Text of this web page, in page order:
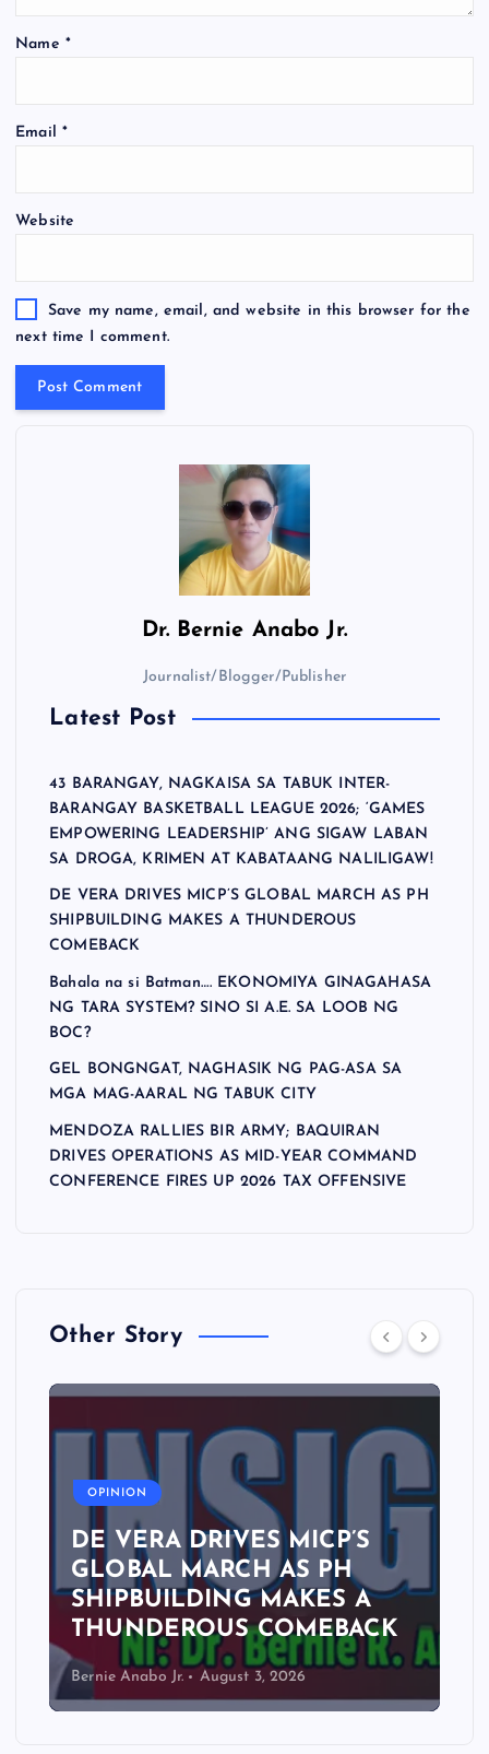
Name *
Email *
Website
Save my name, email, and website in this browser for the
next time I comment.
Dr. Bernie Anabo Jr.
Journalist/Blogger/Publisher
Latest Post
43 BARANGAY, NAGKAISA SA TABUK INTER-
BARANGAY BASKETBALL LEAGUE 2026; ‘GAMES
EMPOWERING LEADERSHIP’ ANG SIGAW LABAN
SA DROGA, KRIMEN AT KABATAANG NALILIGAW!
DE VERA DRIVES MICP’S GLOBAL MARCH AS PH
SHIPBUILDING MAKES A THUNDEROUS
COMEBACK
Bahala na si Batman…. EKONOMIYA GINAGAHASA
NG TARA SYSTEM? SINO SI A.E. SA LOOB NG
BOC?
GEL BONGNGAT, NAGHASIK NG PAG-ASA SA
MGA MAG-AARAL NG TABUK CITY
MENDOZA RALLIES BIR ARMY; BAQUIRAN
DRIVES OPERATIONS AS MID-YEAR COMMAND
CONFERENCE FIRES UP 2026 TAX OFFENSIVE
Other Story
OPINION
DE VERA DRIVES MICP’S
GLOBAL MARCH AS PH
SHIPBUILDING MAKES A
THUNDEROUS COMEBACK
Bernie Anabo Jr. August 3, 2026